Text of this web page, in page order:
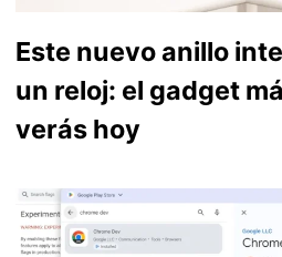
Este nuevo anillo
un reloj: el gadget
verás hoy